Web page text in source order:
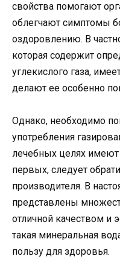
свойства помогают
облегчают симптомы
оздоровлению. В
которая содержит
углекислого газа,
делают ее особенно
Однако, необходимо
употребления
лечебных целях имеют
первых, следует
производителя. В
представлены
отличной качеством
такая минеральная
пользу для здоровья.